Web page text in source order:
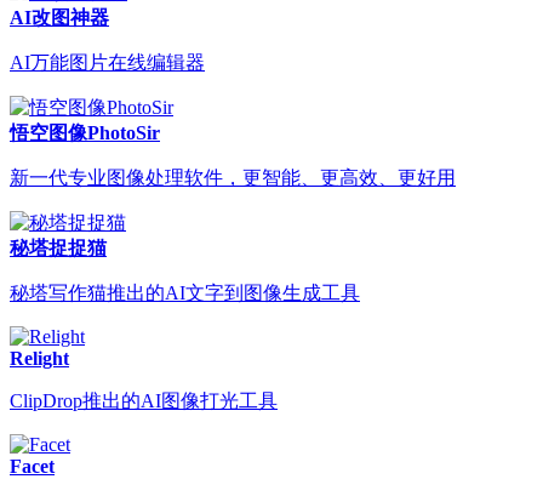
AI改图神器
AI万能图片在线编辑器
悟空图像PhotoSir
新一代专业图像处理软件，更智能、更高效、更好用
秘塔捉捉猫
秘塔写作猫推出的AI文字到图像生成工具
Relight
ClipDrop推出的AI图像打光工具
Facet